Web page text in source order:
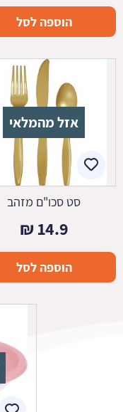
הוספה לסל
אזל מהמלאי
סט סכו"ם מזהב
14.9
₪
הוספה לסל